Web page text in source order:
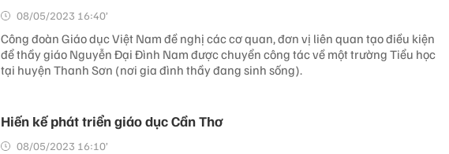
08/05/2023 16:40’
Công đoàn Giáo dục Việt Nam đề nghị các cơ quan, đơn vị liên quan tạo điều kiện
để thầy giáo Nguyễn Đại Đình Nam được chuyển công tác về một trường Tiểu học
tại huyện Thanh Sơn (nơi gia đình thầy đang sinh sống).
Hiến kế phát triển giáo dục Cần Thơ
08/05/2023 16:10’